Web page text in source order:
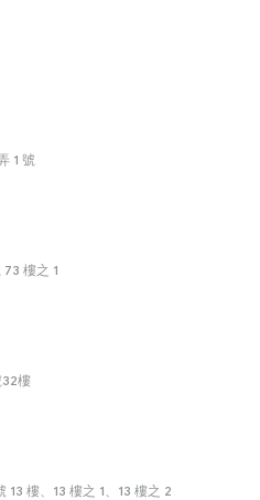
1 號
樓之 1
樓
樓、13 樓之 1、13 樓之 2